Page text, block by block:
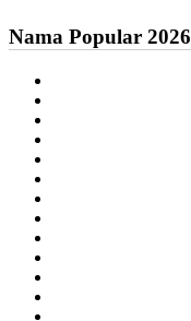
Nama Popular 2026